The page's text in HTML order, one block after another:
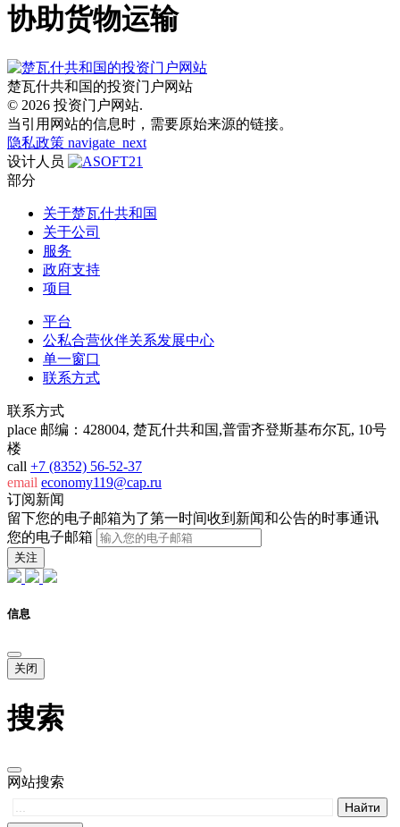
协助货物运输
楚瓦什共和国的投资门户网站
© 2026 投资门户网站.
当引用网站的信息时，需要原始来源的链接。
隐私政策 navigate_next
设计人员
部分
关于楚瓦什共和国
关于公司
服务
政府支持
项目
平台
公私合营伙伴关系发展中心
单一窗口
联系方式
联系方式
place 邮编：428004, 楚瓦什共和国,普雷齐登斯基布尔瓦, 10号
楼
call +7 (8352) 56-52-37
email economy119@cap.ru
订阅新闻
留下您的电子邮箱为了第一时间收到新闻和公告的时事通讯
您的电子邮箱
关注
信息
关闭
搜索
网站搜索